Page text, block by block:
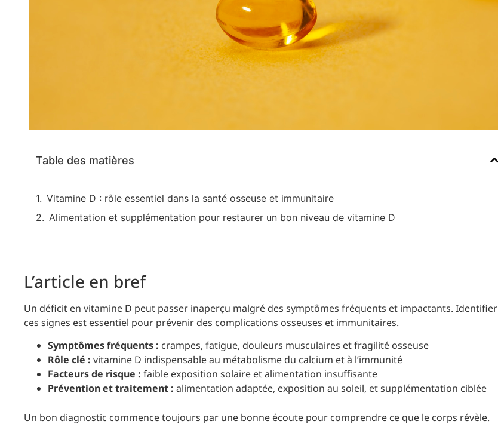
Table des matières
Vitamine D : rôle essentiel dans la santé osseuse et immunitaire
Alimentation et supplémentation pour restaurer un bon niveau de vitamine D
L’article en bref
Un déficit en vitamine D peut passer inaperçu malgré des symptômes fréquents et impactants. Identifier
ces signes est essentiel pour prévenir des complications osseuses et immunitaires.
Symptômes fréquents : crampes, fatigue, douleurs musculaires et fragilité osseuse
Rôle clé : vitamine D indispensable au métabolisme du calcium et à l’immunité
Facteurs de risque : faible exposition solaire et alimentation insuffisante
Prévention et traitement : alimentation adaptée, exposition au soleil, et supplémentation ciblée
Un bon diagnostic commence toujours par une bonne écoute pour comprendre ce que le corps révèle.